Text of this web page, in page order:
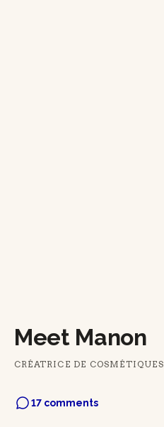
Meet Manon
CRÉATRICE DE COSMÉTIQUES
17 comments